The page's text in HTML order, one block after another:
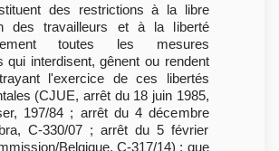
des restrictions à la libre
des travailleurs et à la liberté
toutes les mesures
qui interdisent, gênent ou rendent
l'exercice de ces libertés
(CJUE, arrêt du 18 juin 1985,
197/84 ; arrêt du 4 décembre
C-330/07 ; arrêt du 5 février
Belgique, C-317/14) ; que